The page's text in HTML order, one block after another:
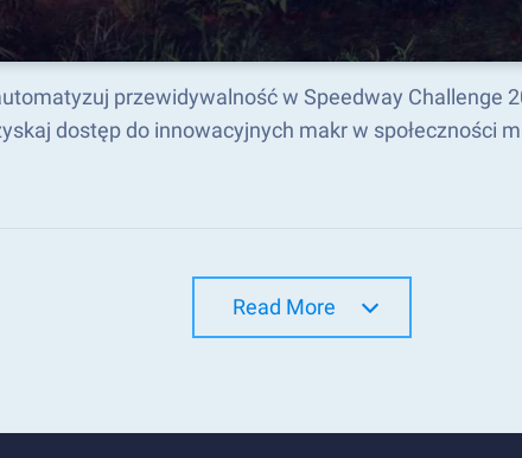
przewidywalność w Speedway Challenge
dostęp do innowacyjnych makr w społeczności
Read More